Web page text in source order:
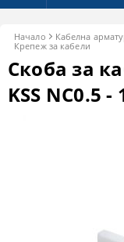
Начало
Кабелна
Крепеж за кабели
Скоба за
KSS NC0.5